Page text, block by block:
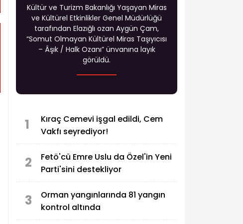
Kültür ve Turizm Bakanlığı Yaşayan Miras
ve Kültürel Etkinlikler Genel Müdürlüğü
tarafından Elazığlı ozan Aygün Çam,
“Somut Olmayan Kültürel Miras Taşıyıcısı
– Âşık / Halk Ozanı” ünvanına layık
görüldü.
1
Kıraç Cemevi işgal edildi, Cem
Vakfı seyrediyor!
2
Fetö'cü Emre Uslu da Özel'in Yeni
Parti'sini destekliyor
3
Orman yangınlarında 81 yangın
kontrol altında